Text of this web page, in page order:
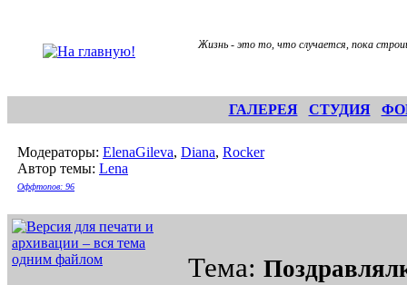
Жизнь - это то, что случается, пока
ГАЛЕРЕЯ СТУДИЯ
Модераторы: ElenaGileva, Diana, Rocker
Автор темы: Lena
Оффтопов: 96
Тема: